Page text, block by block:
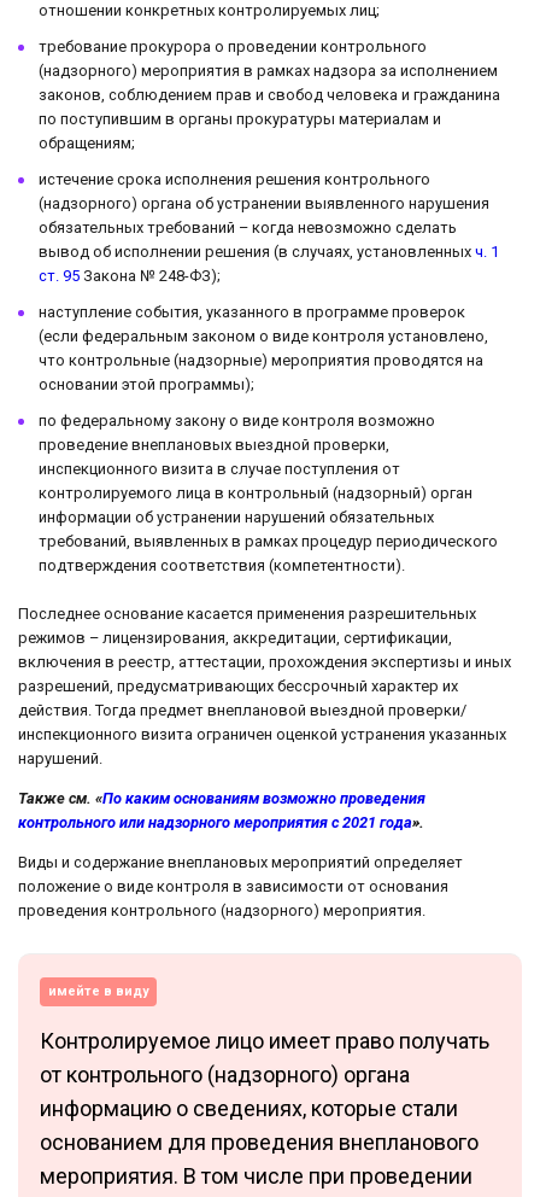
отношении конкретных контролируемых лиц;
требование прокурора о проведении контрольного
(надзорного) мероприятия в рамках надзора за исполнением
законов, соблюдением прав и свобод человека и гражданина
по поступившим в органы прокуратуры материалам и
обращениям;
истечение срока исполнения решения контрольного
(надзорного) органа об устранении выявленного нарушения
обязательных требований – когда невозможно сделать
вывод об исполнении решения (в случаях, установленных ч. 1
ст. 95 Закона № 248-ФЗ);
наступление события, указанного в программе проверок
(если федеральным законом о виде контроля установлено,
что контрольные (надзорные) мероприятия проводятся на
основании этой программы);
по федеральному закону о виде контроля возможно
проведение внеплановых выездной проверки,
инспекционного визита в случае поступления от
контролируемого лица в контрольный (надзорный) орган
информации об устранении нарушений обязательных
требований, выявленных в рамках процедур периодического
подтверждения соответствия (компетентности).
Последнее основание касается применения разрешительных
режимов – лицензирования, аккредитации, сертификации,
включения в реестр, аттестации, прохождения экспертизы и иных
разрешений, предусматривающих бессрочный характер их
действия. Тогда предмет внеплановой выездной проверки/
инспекционного визита ограничен оценкой устранения указанных
нарушений.
Также см. «По каким основаниям возможно проведения
контрольного или надзорного мероприятия с 2021 года».
Виды и содержание внеплановых мероприятий определяет
положение о виде контроля в зависимости от основания
проведения контрольного (надзорного) мероприятия.
имейте в виду
Контролируемое лицо имеет право получать
от контрольного (надзорного) органа
информацию о сведениях, которые стали
основанием для проведения внепланового
мероприятия. В том числе при проведении